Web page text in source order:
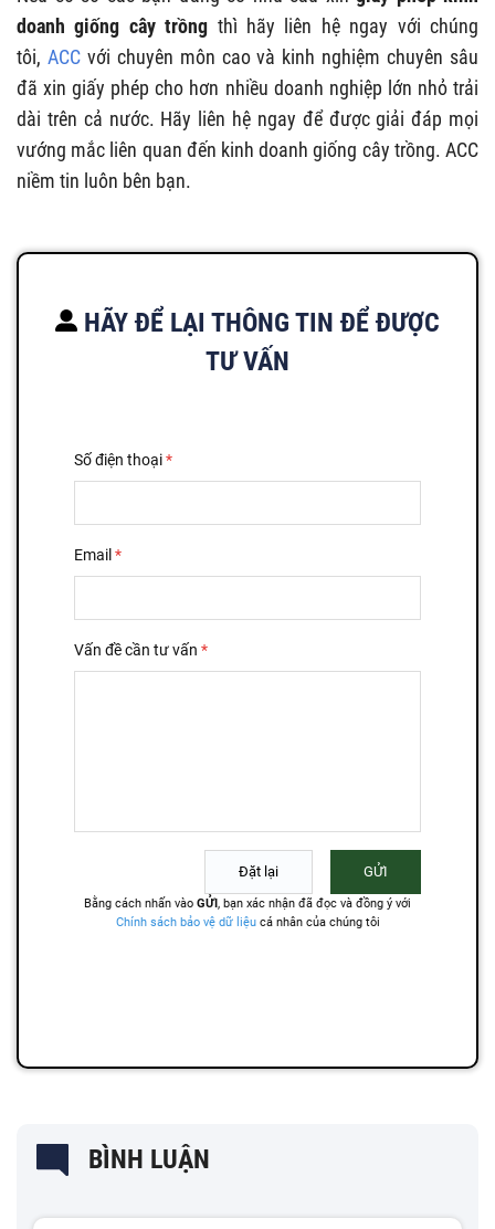
doanh giống cây trồng thì hãy liên hệ ngay với chúng
tôi, ACCvới chuyên môn cao và kinh nghiệm chuyên sâu
đã xin giấy phép cho hơn nhiều doanh nghiệp lớn nhỏ trải
dài trên cả nước. Hãy liên hệ ngay để được giải đáp mọi
vướng mắc liên quan đến kinh doanh giống cây trồng. ACC
niềm tin luôn bên bạn.
HÃY ĐỂ LẠI THÔNG TIN ĐỂ ĐƯỢC
TƯ VẤN
BÌNH LUẬN